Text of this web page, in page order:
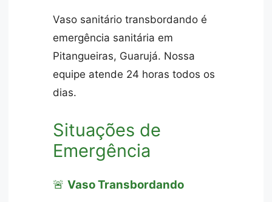
Vaso sanitário transbordando é
emergência sanitária em
Pitangueiras, Guarujá. Nossa
equipe atende 24 horas todos os
dias.
Situações de
Emergência
🚨Vaso Transbordando